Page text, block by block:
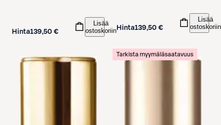
Hinta139,50 €
Lisää
ostoskoriin Hinta139,50 €
Lisää
ostoskoriin
Tarkista myymäläsaatavuus